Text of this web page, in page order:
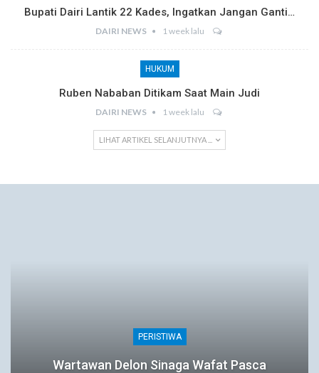
Bupati Dairi Lantik 22 Kades, Ingatkan Jangan Ganti…
DAIRI NEWS 1 week lalu
HUKUM
Ruben Nababan Ditikam Saat Main Judi
DAIRI NEWS 1 week lalu
LIHAT ARTIKEL SELANJUTNYA ...
PERISTIWA
Wartawan Delon Sinaga Wafat Pasca